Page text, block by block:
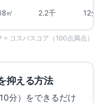
㎡ 2.2千 12分
= コスパスコア（100点満点）
抑える方法
分） をできるだけ